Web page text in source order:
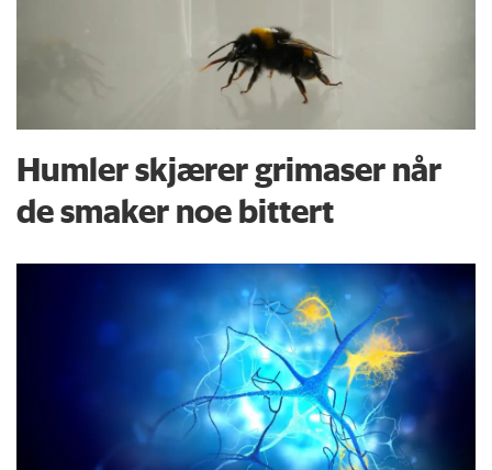
Humler skjærer grimaser når
de smaker noe bittert